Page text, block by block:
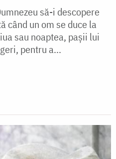
să-i descopere
când un om se duce la
sau noaptea, pașii lui
pentru a...